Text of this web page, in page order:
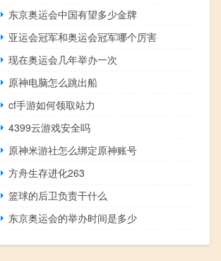
东京奥运会中国有望多少金牌
亚运会冠军和奥运会冠军哪个厉害
现在奥运会几年举办一次
原神电脑怎么跳出船
cf手游如何领取站力
4399云游戏安全吗
原神米游社怎么绑定原神账号
方舟生存进化263
篮球的后卫负责干什么
东京奥运会的举办时间是多少